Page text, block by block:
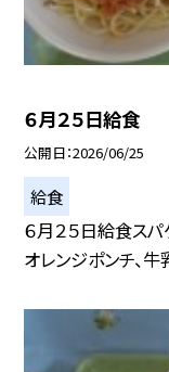
６月２５日給食
公開日 2026/06/25
給食
６月２５日給食スパ
オレンジポンチ、牛